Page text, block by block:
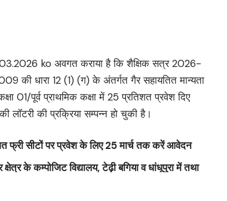
ko अवगत कराया है कि शैक्षिक सत्र 2026-
की धारा 12 (1) (ग) के अंतर्गत गैर सहायतित मान्यता
01/पूर्व प्राथमिक कक्षा में 25 प्रतिशत प्रवेश दिए
लॉटरी की प्रक्रिया सम्पन्न हो चुकी है।
फ्री सीटों पर प्रवेश के लिए 25 मार्च तक करें आवेदन
के कम्पोजिट विद्यालय, टेढ़ी बगिया व धांधूपुरा में तथा